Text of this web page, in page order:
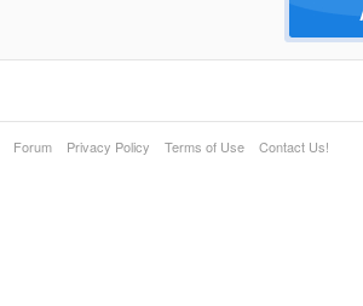
Forum Privacy Policy Terms of Use Contact Us!